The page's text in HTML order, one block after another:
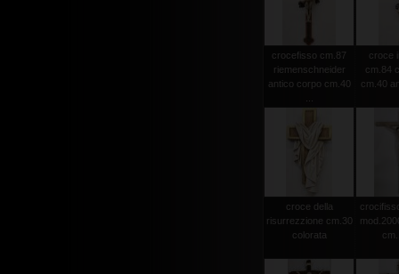
crocefisso cm.87
riemenschneider
antico corpo cm.40
croce
cm.84
cm.40
croce della
risurrezzione cm.30
colorata